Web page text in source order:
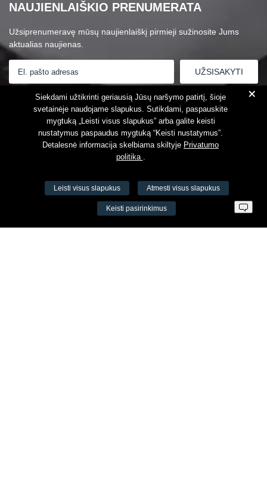
NAUJIENLAIŠKIO PRENUMERATA
Užsiprenumeravę mūsų naujienlaiškį pirmieji sužinosite Jums
aktualias naujienas.
Susipažinau suPrivatumo politika
VŠĮ Fitneso mokymo centras AEROMIX
+
Siekdami užtikrinti geriausią Jūsų naršymo patirtį, šioje
svetainėje naudojame slapukus. Sutikdami, paspauskite
mygtuką „Leisti visus slapukus” arba galite keisti
nustatymus paspaudus mygtuką “Keisti nustatymus”.
Detalesnė informacija skelbiama skiltyje Privatumo
politika .
Leisti visus slapukus Atmesti visus slapukus
Keisti pasirinkimus